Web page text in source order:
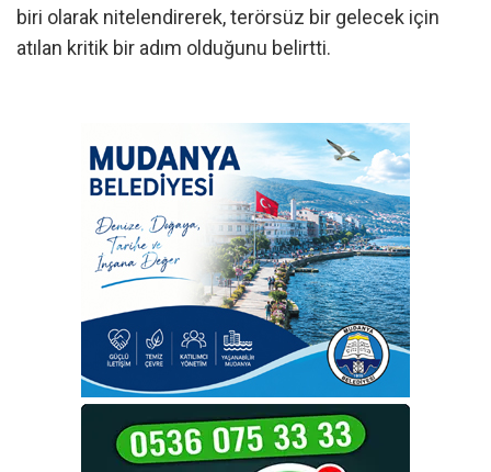
biri olarak nitelendirerek, terörsüz bir gelecek için
atılan kritik bir adım olduğunu belirtti.